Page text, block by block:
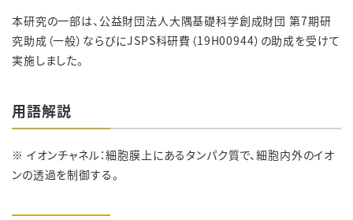
本研究の一部は、公益財団法人大隅基礎科学創成財団 第7期研
究助成（一般）ならびにJSPS科研費（19H00944）の助成を受けて
実施しました。
用語解説
※ イオンチャネル：細胞膜上にあるタンパク質で、細胞内外のイオ
ンの透過を制御する。